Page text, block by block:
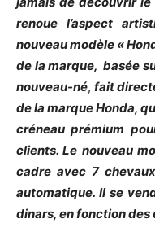
renoue l’aspect
nouveau modèle «
de la marque, basée
nouveau-né,fait
de la marque Honda,
créneau prémium
clients. Le nouveau
cadre avec 7
automatique. Il se
dinars, en fonction des